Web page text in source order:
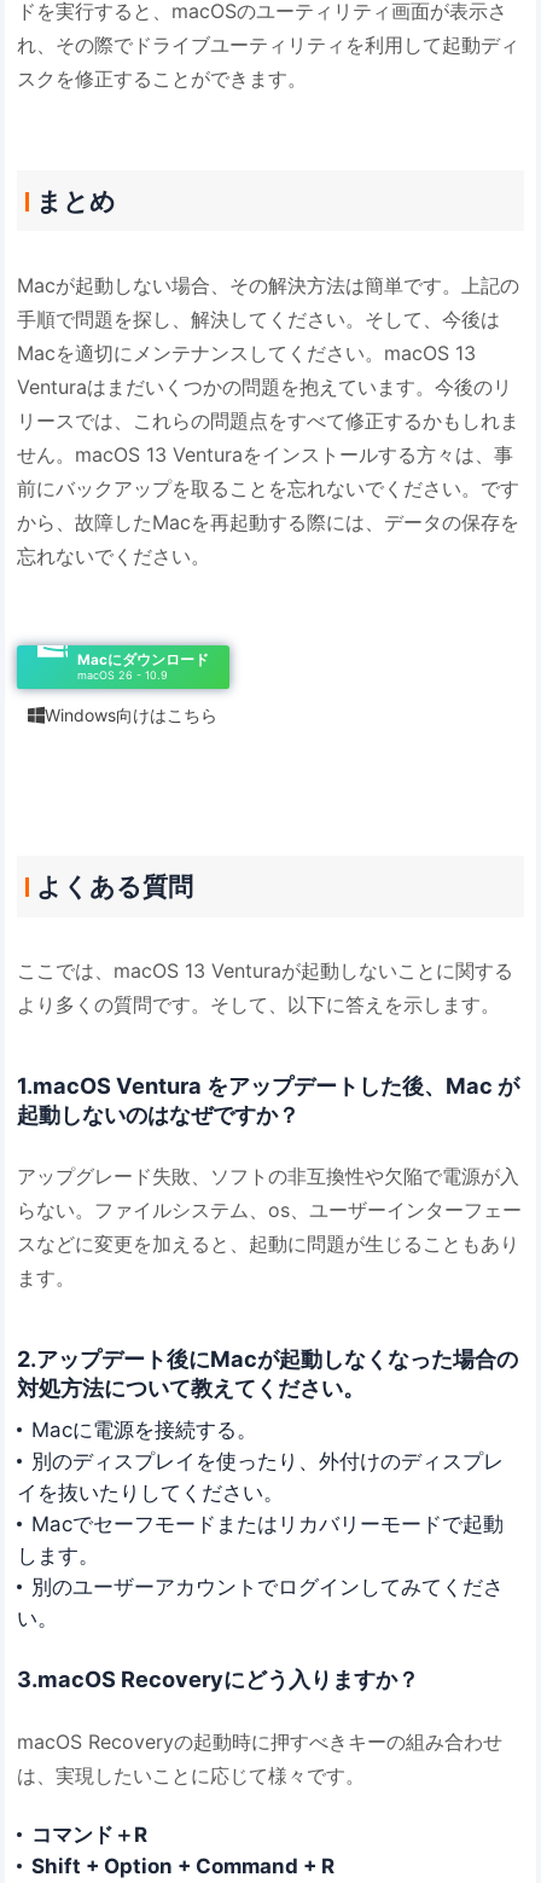
ドを実行すると、macOSのユーティリティ画面が表示さ
れ、その際でドライブユーティリティを利用して起動ディ
スクを修正することができます。
まとめ
Macが起動しない場合、その解決方法は簡単です。上記の
手順で問題を探し、解決してください。そして、今後は
Macを適切にメンテナンスしてください。macOS 13
Venturaはまだいくつかの問題を抱えています。今後のリ
リースでは、これらの問題点をすべて修正するかもしれま
せん。macOS 13 Venturaをインストールする方々は、事
前にバックアップを取ることを忘れないでください。です
から、故障したMacを再起動する際には、データの保存を
忘れないでください。
Macにダウンロード
macOS 26 - 10.9
Windows向けはこちら
よくある質問
ここでは、macOS 13 Venturaが起動しないことに関する
より多くの質問です。そして、以下に答えを示します。
1.macOS Ventura をアップデートした後、Mac が
起動しないのはなぜですか？
アップグレード失敗、ソフトの非互換性や欠陥で電源が入
らない。ファイルシステム、os、ユーザーインターフェー
スなどに変更を加えると、起動に問題が生じることもあり
ます。
2.アップデート後にMacが起動しなくなった場合の
対処方法について教えてください。
Macに電源を接続する。
別のディスプレイを使ったり、外付けのディスプレ
イを抜いたりしてください。
Macでセーフモードまたはリカバリーモードで起動
します。
別のユーザーアカウントでログインしてみてくださ
い。
3.macOS Recoveryにどう入りますか？
macOS Recoveryの起動時に押すべきキーの組み合わせ
は、実現したいことに応じて様々です。
コマンド＋R
Shift + Option + Command + R